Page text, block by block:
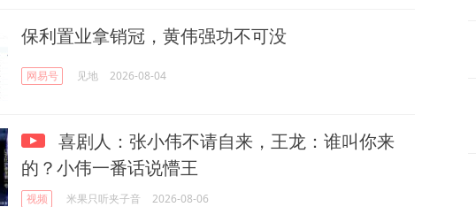
保利置业拿销冠，黄伟强功不可没
网易号 见地 2026-08-04
喜剧人：张小伟不请自来，王龙：谁叫你来
的？小伟一番话说懵王
视频 米果只听夹子音 2026-08-06